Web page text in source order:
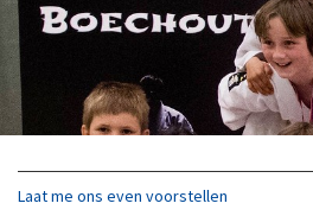
Laat me ons even voorstellen